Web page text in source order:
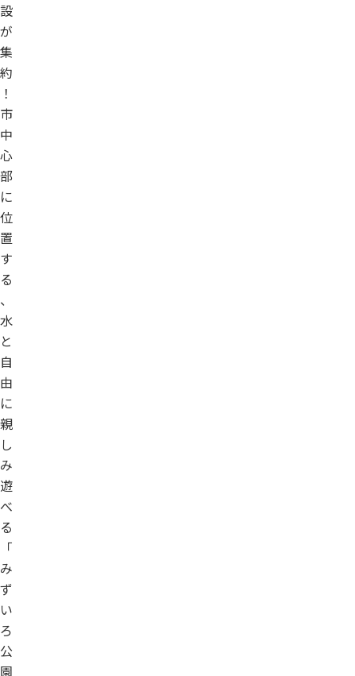
設
が
集
約
！
市
中
心
部
に
位
置
す
る
、
水
と
自
由
に
親
し
み
遊
べ
る
「
み
ず
い
ろ
公
園